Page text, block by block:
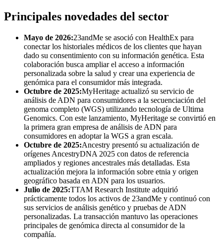
Principales novedades del sector
Mayo de 2026:23andMe se asoció con HealthEx para
conectar los historiales médicos de los clientes que hayan
dado su consentimiento con su información genética. Esta
colaboración busca ampliar el acceso a información
personalizada sobre la salud y crear una experiencia de
genómica para el consumidor más integrada.
Octubre de 2025:MyHeritage actualizó su servicio de
análisis de ADN para consumidores a la secuenciación del
genoma completo (WGS) utilizando tecnología de Ultima
Genomics. Con este lanzamiento, MyHeritage se convirtió en
la primera gran empresa de análisis de ADN para
consumidores en adoptar la WGS a gran escala.
Octubre de 2025:Ancestry presentó su actualización de
orígenes AncestryDNA 2025 con datos de referencia
ampliados y regiones ancestrales más detalladas. Esta
actualización mejora la información sobre etnia y origen
geográfico basada en ADN para los usuarios.
Julio de 2025:TTAM Research Institute adquirió
prácticamente todos los activos de 23andMe y continuó con
sus servicios de análisis genético y pruebas de ADN
personalizadas. La transacción mantuvo las operaciones
principales de genómica directa al consumidor de la
compañía.